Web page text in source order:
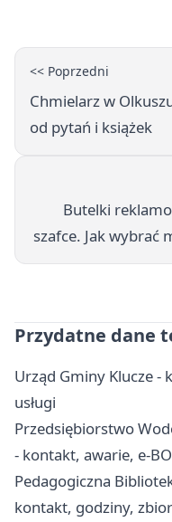
<< Poprzedni
Chmielarz w
od pytań i książek
Butelki
szafce. Jak wybrać
Przydatne dane
Urząd Gminy Klucze -
usługi
Przedsiębiorstwo
- kontakt, awarie, e-
Pedagogiczna
kontakt, godziny,